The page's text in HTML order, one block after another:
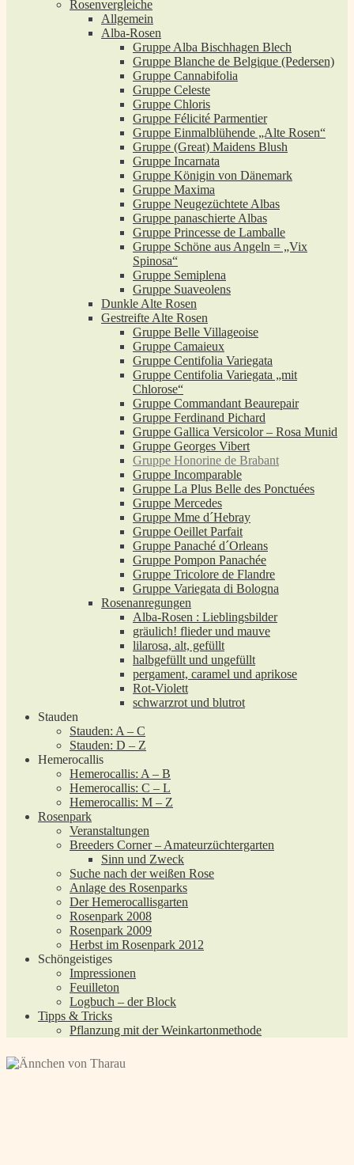
Rosenvergleiche
Allgemein
Alba-Rosen
Gruppe Alba Bischhagen Blech
Gruppe Blanche de Belgique (Pedersen)
Gruppe Cannabifolia
Gruppe Celeste
Gruppe Chloris
Gruppe Félicité Parmentier
Gruppe Einmalblühende „Alte Rosen“
Gruppe (Great) Maidens Blush
Gruppe Incarnata
Gruppe Königin von Dänemark
Gruppe Maxima
Gruppe Neugezüchtete Albas
Gruppe panaschierte Albas
Gruppe Princesse de Lamballe
Gruppe Schöne aus Angeln = „Vix
Spinosa“
Gruppe Semiplena
Gruppe Suaveolens
Dunkle Alte Rosen
Gestreifte Alte Rosen
Gruppe Belle Villageoise
Gruppe Camaieux
Gruppe Centifolia Variegata
Gruppe Centifolia Variegata „mit
Chlorose“
Gruppe Commandant Beaurepair
Gruppe Ferdinand Pichard
Gruppe Gallica Versicolor – Rosa Munid
Gruppe Georges Vibert
Gruppe Honorine de Brabant
Gruppe Incomparable
Gruppe La Plus Belle des Ponctuées
Gruppe Mercedes
Gruppe Mme d´Hebray
Gruppe Oeillet Parfait
Gruppe Panaché d´Orleans
Gruppe Pompon Panachée
Gruppe Tricolore de Flandre
Gruppe Variegata di Bologna
Rosenanregungen
Alba-Rosen : Lieblingsbilder
gräulich! flieder und mauve
lilarosa, alt, gefüllt
halbgefüllt und ungefüllt
pergament, caramel und aprikose
Rot-Violett
schwarzrot und blutrot
Stauden
Stauden: A – C
Stauden: D – Z
Hemerocallis
Hemerocallis: A – B
Hemerocallis: C – L
Hemerocallis: M – Z
Rosenpark
Veranstaltungen
Breeders Corner – Amateurzüchtergarten
Sinn und Zweck
Suche nach der weißen Rose
Anlage des Rosenparks
Der Hemerocallisgarten
Rosenpark 2008
Rosenpark 2009
Herbst im Rosenpark 2012
Schöngeistiges
Impressionen
Feuilleton
Logbuch – der Block
Tipps & Tricks
Pflanzung mit der Weinkartonmethode